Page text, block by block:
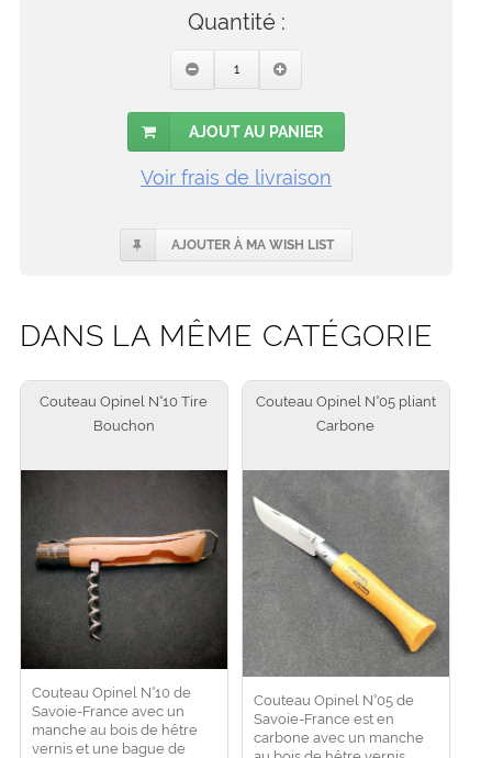
Quantité :
AJOUT AU PANIER
Voir frais de livraison
AJOUTER À MA WISH LIST
DANS LA MÊME CATÉGORIE
Couteau Opinel N°10 Tire
Bouchon
Couteau Opinel N°10 de
Savoie-France avec un
manche au bois de hêtre
vernis et une bague de
Couteau Opinel N°05 pliant
Carbone
Couteau Opinel N°05 de
Savoie-France est en
carbone avec un manche